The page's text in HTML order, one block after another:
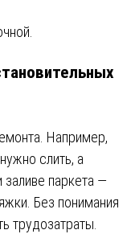
Например,
слить, а
паркета —
Без понимания
трудозатраты.